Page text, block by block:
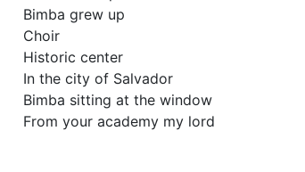
Bimba grew up
Choir
Historic center
In the city of Salvador
Bimba sitting at the window
From your academy my lord